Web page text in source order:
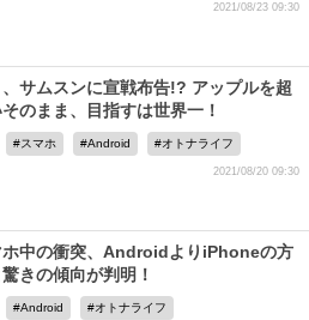
2021/08/23 09:30
サムスンに宣戦布告!? アップルを超
のまま、目指すは世界一！
スマホ Android オトナライフ
2021/08/20 09:30
ホ中の衝突、AndroidよりiPhoneの方
きの傾向が判明！
Android オトナライフ